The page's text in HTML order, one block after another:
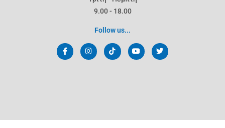
9.00 - 18.00
Follow us...